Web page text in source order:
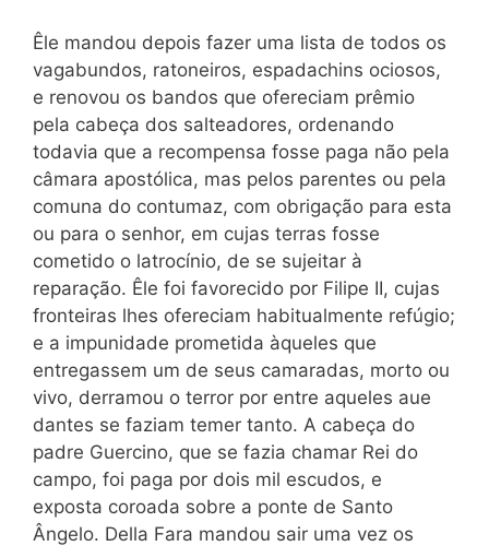
Êle mandou depois fazer uma lista de todos os
vagabundos, ratoneiros, espadachins ociosos,
e renovou os bandos que ofereciam prêmio
pela cabeça dos salteadores, ordenando
todavia que a recompensa fosse paga não pela
câmara apostólica, mas pelos parentes ou pela
comuna do contumaz, com obrigação para esta
ou para o senhor, em cujas terras fosse
cometido o latrocínio, de se sujeitar à
reparação. Êle foi favorecido por Filipe II, cujas
fronteiras lhes ofereciam habitualmente refúgio;
e a impunidade prometida àqueles que
entregassem um de seus camaradas, morto ou
vivo, derramou o terror por entre aqueles aue
dantes se faziam temer tanto. A cabeça do
padre Guercino, que se fazia chamar Rei do
campo, foi paga por dois mil escudos, e
exposta coroada sobre a ponte de Santo
Ângelo. Della Fara mandou sair uma vez os